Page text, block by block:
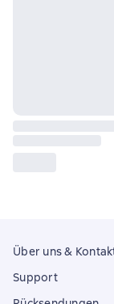
Über uns &
Support